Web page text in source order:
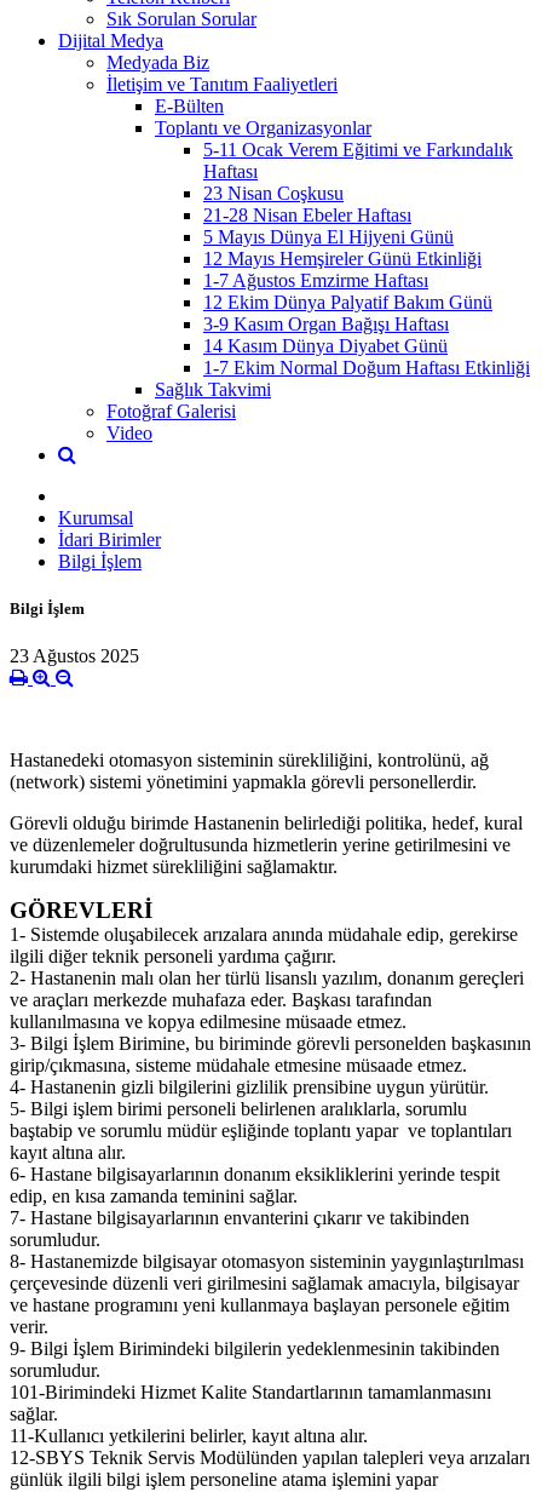
Sık Sorulan Sorular
Dijital Medya
Medyada Biz
İletişim ve Tanıtım Faaliyetleri
E-Bülten
Toplantı ve Organizasyonlar
5-11 Ocak Verem Eğitimi ve Farkındalık
Haftası
23 Nisan Coşkusu
21-28 Nisan Ebeler Haftası
5 Mayıs Dünya El Hijyeni Günü
12 Mayıs Hemşireler Günü Etkinliği
1-7 Ağustos Emzirme Haftası
12 Ekim Dünya Palyatif Bakım Günü
3-9 Kasım Organ Bağışı Haftası
14 Kasım Dünya Diyabet Günü
1-7 Ekim Normal Doğum Haftası Etkinliği
Sağlık Takvimi
Fotoğraf Galerisi
Video
Kurumsal
İdari Birimler
Bilgi İşlem
Bilgi İşlem
23 Ağustos 2025
Hastanedeki otomasyon sisteminin sürekliliğini, kontrolünü, ağ
(network) sistemi yönetimini yapmakla görevli personellerdir.
Görevli olduğu birimde Hastanenin belirlediği politika, hedef, kural
ve düzenlemeler doğrultusunda hizmetlerin yerine getirilmesini ve
kurumdaki hizmet sürekliliğini sağlamaktır.
GÖREVLERİ
1- Sistemde oluşabilecek arızalara anında müdahale edip, gerekirse
ilgili diğer teknik personeli yardıma çağırır.
2- Hastanenin malı olan her türlü lisanslı yazılım, donanım gereçleri
ve araçları merkezde muhafaza eder. Başkası tarafından
kullanılmasına ve kopya edilmesine müsaade etmez.
3- Bilgi İşlem Birimine, bu biriminde görevli personelden başkasının
girip/çıkmasına, sisteme müdahale etmesine müsaade etmez.
4- Hastanenin gizli bilgilerini gizlilik prensibine uygun yürütür.
5- Bilgi işlem birimi personeli belirlenen aralıklarla, sorumlu
baştabip ve sorumlu müdür eşliğinde toplantı yapar ve toplantıları
kayıt altına alır.
6- Hastane bilgisayarlarının donanım eksikliklerini yerinde tespit
edip, en kısa zamanda teminini sağlar.
7- Hastane bilgisayarlarının envanterini çıkarır ve takibinden
sorumludur.
8- Hastanemizde bilgisayar otomasyon sisteminin yaygınlaştırılması
çerçevesinde düzenli veri girilmesini sağlamak amacıyla, bilgisayar
ve hastane programını yeni kullanmaya başlayan personele eğitim
verir.
9- Bilgi İşlem Birimindeki bilgilerin yedeklenmesinin takibinden
sorumludur.
101-Birimindeki Hizmet Kalite Standartlarının tamamlanmasını
sağlar.
11-Kullanıcı yetkilerini belirler, kayıt altına alır.
12-SBYS Teknik Servis Modülünden yapılan talepleri veya arızaları
günlük ilgili bilgi işlem personeline atama işlemini yapar